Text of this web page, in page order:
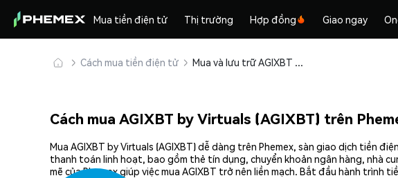
Mua tiền điện tử Thị trường Hợp đồng Giao ngay
Cách mua tiền điện tử Mua và lưu trữ AGIXBT by Virtuals (AGIXBT) an toàn
Cách mua AGIXBT by Virtuals (AGIXBT) trên
Mua AGIXBT by Virtuals (AGIXBT) dễ dàng trên Phemex, sàn giao dịch
thanh toán linh hoạt, bao gồm thẻ tín dụng, chuyển khoản ngân hàng, nhà
mẽ của Phemex giúp việc mua AGIXBT trở nên liền mạch. Bắt đầu hành